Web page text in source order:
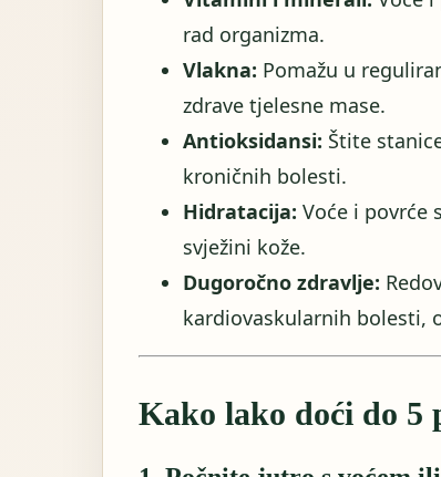
rad organizma.
Vlakna: Pomažu u
zdrave tjelesne mase.
Antioksidansi: Štite
kroničnih bolesti.
Hidratacija: Voće i povrće
svježini kože.
Dugoročno zdravlje:
kardiovaskularnih bolesti,
Kako lako doći do 5